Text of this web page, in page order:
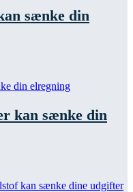
sænke din
kan sænke din